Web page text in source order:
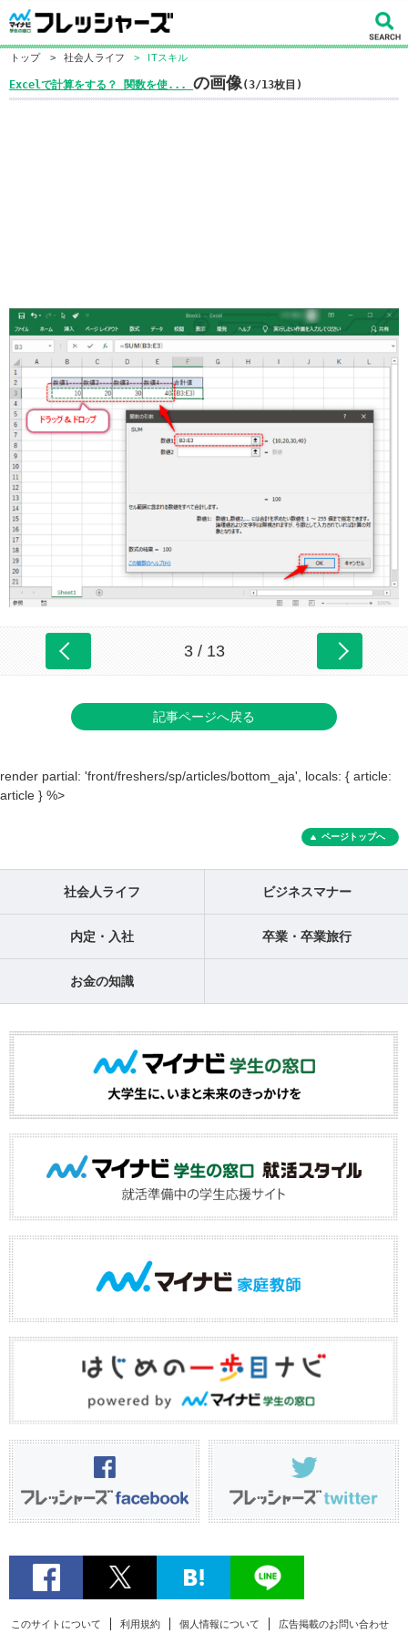
トップ > 社会人ライフ > ITスキル
Excelで計算をする？ 関数を使... の画像(3/13枚目)
3 / 13
記事ページへ戻る
render partial: 'front/freshers/sp/articles/bottom_aja', locals: { article:
article } %>
ページトップへ
社会人ライフ ビジネスマナー
内定・入社 卒業・卒業旅行
お金の知識
このサイトについて 利用規約 個人情報について 広告掲載のお問い合わせ